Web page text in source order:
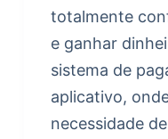
totalmente
e ganhar
sistema de
aplicativo,
necessidade